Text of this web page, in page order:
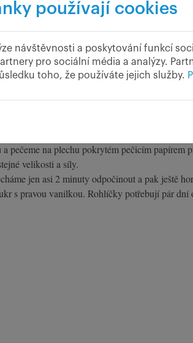
kam se minimálně 14 dnů
pečeme na plechu pokrytém pečicím papírem
velikosti a síly.
jen asi 2 minuty odpočinout a pak ještě
s pravou vanilkou. Rohlíčky potřebují pár dní
používají cookies
návštěvnosti a poskytování funkcí
pro sociální média a analýzy.
toho, že používáte jejich služby.